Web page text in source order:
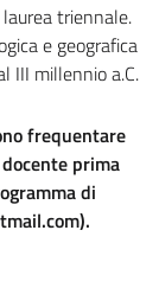
triennale.
e geografica
III millennio a.C.
frequentare
prima
di